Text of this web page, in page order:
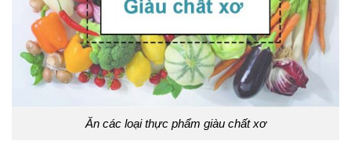
Ăn các loại thực phẩm giàu chất xơ